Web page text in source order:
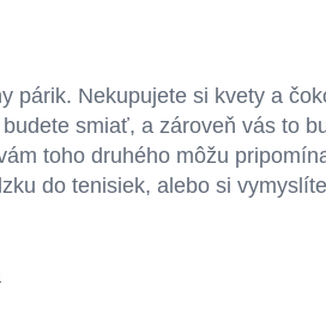
párik. Nekupujete si kvety a
smiať, a zároveň vás to
toho druhého môžu
do tenisiek, alebo si